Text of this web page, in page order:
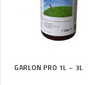
GARLON PRO 1L – 3L